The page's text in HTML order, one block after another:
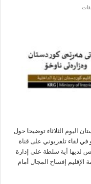
ما
اوردته
وزيرة
الهجرة
والمهجرين
مغلقة
اليوم الثلاثاء توضيحا حول
في لقاء تلفزيوني على قناة
لديها أية سلطة على إدارة
إفساح المجال أمام